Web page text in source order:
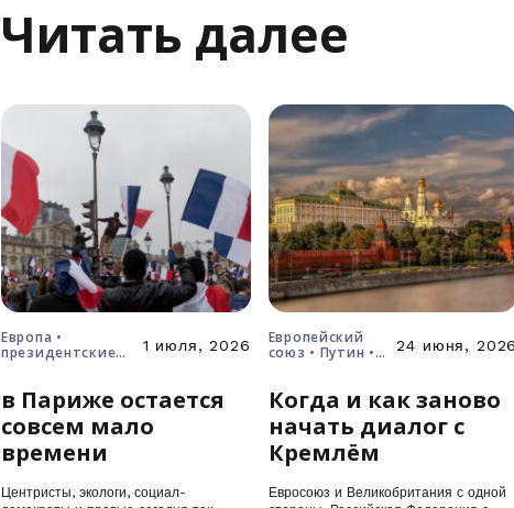
Читать далее
Европа •
президентские
1 июля, 2026
в Париже остается
совсем мало
времени
Центристы, экологи, социал-
Европейский
союз • Путин •
24 июня, 2026
Когда и как заново
начать диалог с
Кремлём
Евросоюз и Великобритания с одной